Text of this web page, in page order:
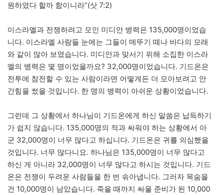
원하였다 할까 함이니라”(삿 7:2)
이스라엘과 전쟁하려고 모인 미디안 병력은 135,000명이었습
니다. 이스라엘 사람들 눈에는 그들이 메뚜기 떼나 바다의 모래
와 같이 많아 보였습니다. 미디안과 맞서기 위해 소집한 이스라
엘의 병력은 몇 명이었을까요? 32,000명이었습니다. 기드온은
전투에 참전할 수 있는 사람이라면 어떻게든 더 모아보려고 안
간힘을 썼을 것입니다. 한 명의 병력이 아쉬운 상황이었습니다.
그런데 그 상황에서 하나님이 기드온에게 하신 말씀은 납득하기
가 쉽지 않습니다. 135,000명의 적과 싸워야 하는 상황에서 아
군 32,000명이 너무 많다고 하십니다. 기드온은 귀를 의심했을
것입니다. 너무 많다니요. 하나님은 135,000명이 너무 많다고
하신 게 아니라 32,000명이 너무 많다고 하시는 것입니다. 기드
온은 전쟁이 두려운 사람들을 한 번 솎아냅니다. 그러자 목숨을
건 10,000명이 남았습니다. 죽을 때까지 싸울 준비가 된 10,000